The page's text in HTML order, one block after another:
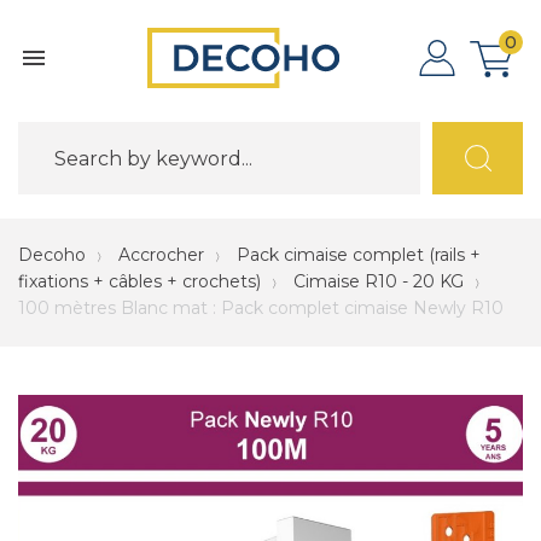

0
Decoho Accrocher
Pack cimaise complet (rails +
fixations + câbles + crochets)
Cimaise R10 - 20 KG
100 mètres Blanc mat : Pack complet cimaise Newly R10